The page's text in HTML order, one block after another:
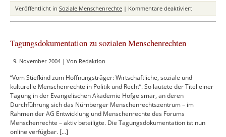
Veröffentlicht in Soziale Menschenrechte | Kommentare deaktiviertfür
Die
ist
beliebig!
Tagungsdokumentation zu sozialen Menschenrechten
9. November 2004 | Von Redaktion
“Vom Stiefkind zum Hoffnungsträger: Wirtschaftliche, soziale und
kulturelle Menschenrechte in Politik und Recht”. So lautete der Titel einer
Tagung in der Evangelischen Akademie Hofgeismar, an deren
Durchführung sich das Nürnberger Menschenrechtszentrum – im
Rahmen der AG Entwicklung und Menschenrechte des Forums
Menschenrechte – aktiv beteiligte. Die Tagungsdokumentation ist nun
online verfügbar. […]